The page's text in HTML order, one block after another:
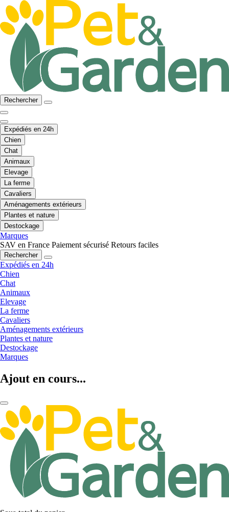
Rechercher
Expédiés en 24h
Chien
Chat
Animaux
Elevage
La ferme
Cavaliers
Aménagements extérieurs
Plantes et nature
Destockage
Marques
SAV en France Paiement sécurisé Retours faciles
Rechercher
Expédiés en 24h
Chien
Chat
Animaux
Elevage
La ferme
Cavaliers
Aménagements extérieurs
Plantes et nature
Destockage
Marques
Ajout en cours...